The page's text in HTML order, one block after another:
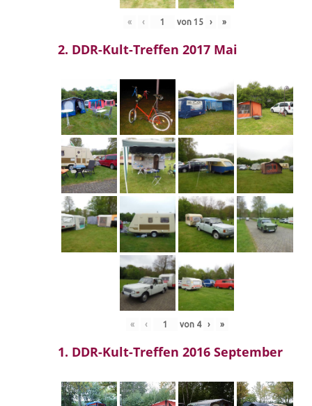
« ‹ von 15 › »
2. DDR-Kult-Treffen 2017 Mai
« ‹ von 4 › »
1. DDR-Kult-Treffen 2016 September